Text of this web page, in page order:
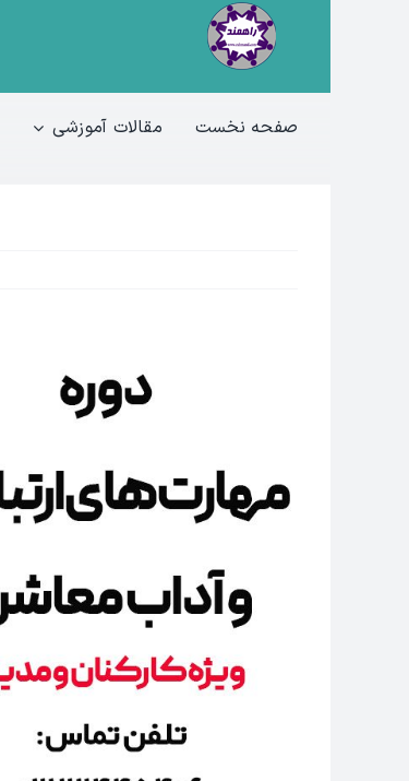
صفحه نخست مقالات آموزشی